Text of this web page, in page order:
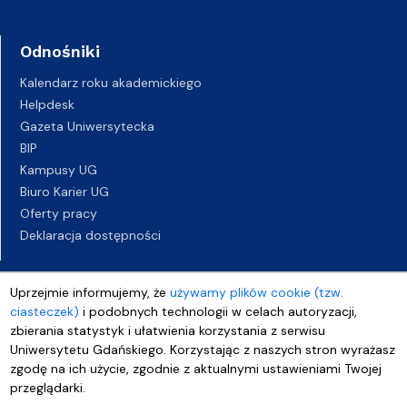
Uprzejmie informujemy, żeużywamy plików cookie (tzw.
ciasteczek) i podobnych technologii w celach autoryzacji,
zbierania statystyk i ułatwienia korzystania z serwisu
Uniwersytetu Gdańskiego. Korzystając z naszych stron wyrażasz
zgodę na ich użycie, zgodnie z aktualnymi ustawieniami Twojej
przeglądarki.
Odnośniki
Kalendarz roku akademickiego
Helpdesk
Gazeta Uniwersytecka
BIP
Kampusy UG
Biuro Karier UG
Oferty pracy
Deklaracja dostępności